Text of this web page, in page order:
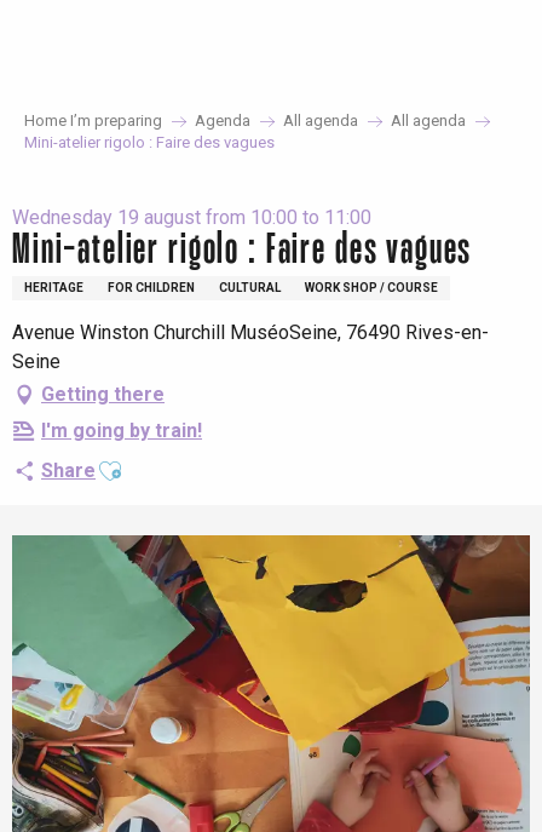
Home I’m preparing Agenda All agenda
All agenda
Mini-atelier rigolo : Faire des vagues
Wednesday 19 august from 10:00 to 11:00
Mini-atelier rigolo : Faire des vagues
HERITAGE FOR CHILDREN CULTURAL WORK SHOP / COURSE
Avenue Winston Churchill MuséoSeine, 76490 Rives-en-
Seine
Getting there
I'm going by train!
Share Ajouter aux favoris